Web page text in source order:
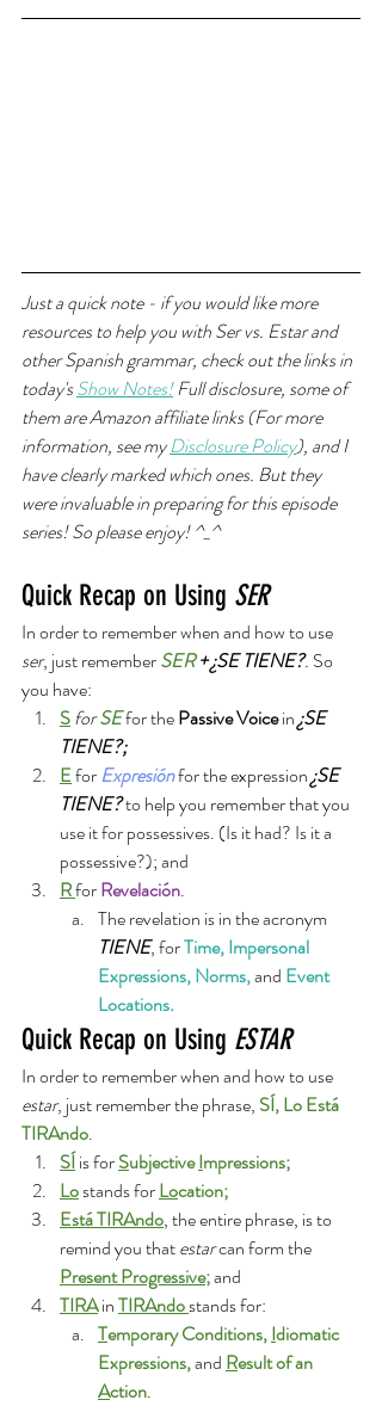
Just a quick note - if you would like more
resources to help you with Ser vs. Estar and
other Spanish grammar, check out the links in
today's Show Notes! Full disclosure, some of
them are Amazon affiliate links (For more
information, see my Disclosure Policy), and I
have clearly marked which ones. But they
were invaluable in preparing for this episode
series! So please enjoy! ^_^
Quick Recap on Using SER
In order to remember when and how to use
ser, just remember SER + ¿SE TIENE?. So
you have:
Sfor SE for the Passive Voice in ¿SE
TIENE?;
E for Expresión for the expression¿SE
TIENE? to help you remember that you
use it for possessives. (Is it had? Is it a
possessive?); and
R for Revelación.
The revelation is in the acronym
TIENE, for Time, Impersonal
Expressions, Norms, and Event
Locations.
Quick Recap on Using ESTAR
In order to remember when and how to use
estar, just remember the phrase, SÍ, Lo Está
TIRAndo.
SÍis forSubjective Impressions;
Lostands for Location;
Está TIRAndo, the entire phrase, is to
remind you that estar can form the
Present Progressive; and
TIRA in TIRAndo stands for:
Temporary Conditions, Idiomatic
Expressions, and Result of an
Action.